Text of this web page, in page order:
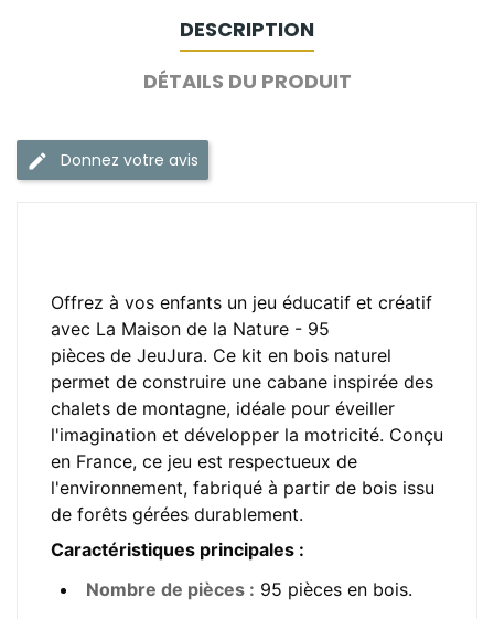
DESCRIPTION
DÉTAILS DU PRODUIT
Donnez votre avis
Offrez à vos enfants un jeu éducatif et créatif
avec La Maison de la Nature - 95
pièces de JeuJura. Ce kit en bois naturel
permet de construire une cabane inspirée des
chalets de montagne, idéale pour éveiller
l'imagination et développer la motricité. Conçu
en France, ce jeu est respectueux de
l'environnement, fabriqué à partir de bois issu
de forêts gérées durablement.
Caractéristiques principales :
Nombre de pièces : 95 pièces en bois.